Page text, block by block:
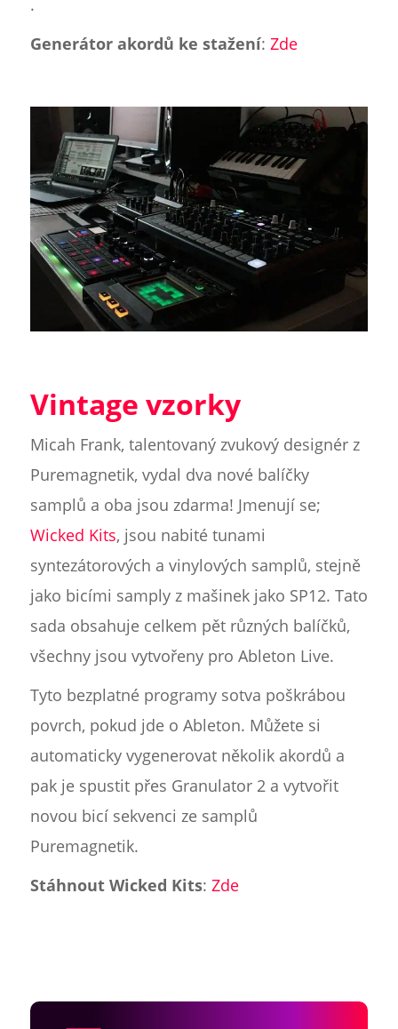
Generátor akordů ke stažení: Zde
Vintage vzorky
Micah Frank, talentovaný zvukový designér z
Puremagnetik, vydal dva nové balíčky
samplů a oba jsou zdarma! Jmenují se;
Wicked Kits, jsou nabité tunami
syntezátorových a vinylových samplů, stejně
jako bicími samply z mašinek jako SP12. Tato
sada obsahuje celkem pět různých balíčků,
všechny jsou vytvořeny pro Ableton Live.
Tyto bezplatné programy sotva poškrábou
povrch, pokud jde o Ableton. Můžete si
automaticky vygenerovat několik akordů a
pak je spustit přes Granulator 2 a vytvořit
novou bicí sekvenci ze samplů
Puremagnetik.
Stáhnout Wicked Kits: Zde